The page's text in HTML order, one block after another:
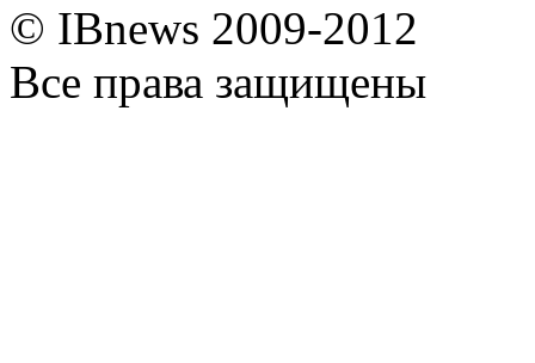
© IBnews 2009-2012
Все права защищены